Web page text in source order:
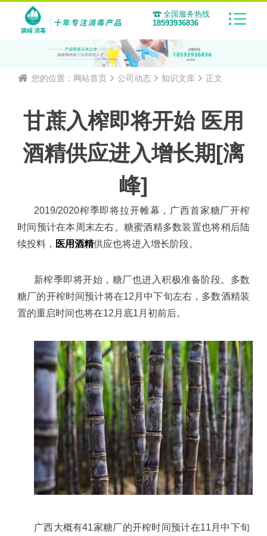
全国服务热线
18593936836
您的位置： 网站首页 公司动态 知识文库 正文
甘蔗入榨即将开始 医用
酒精供应进入增长期[漓
峰]
2019/2020榨季即将拉开帷幕，广西首家糖厂开榨
时间预计在本周末左右。糖蜜酒精多数装置也将稍后陆
续投料， 医用酒精供应也将进入增长阶段。
新榨季即将开始，糖厂也进入积极准备阶段。多数
糖厂的开榨时间预计将在12 月中下旬左右，多数酒精装
置的重启时间也将在12 月底1 月初前后。
广西大概有41家糖厂的开榨时间预计在11 月中下旬